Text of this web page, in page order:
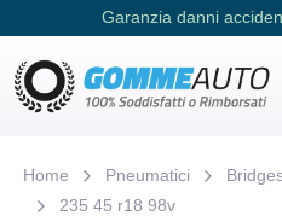
Garanzia danni
Home Pneumatici
235 45 r18 98v